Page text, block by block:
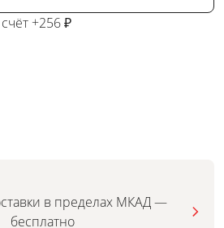
+256 ₽
в пределах МКАД —
бесплатно